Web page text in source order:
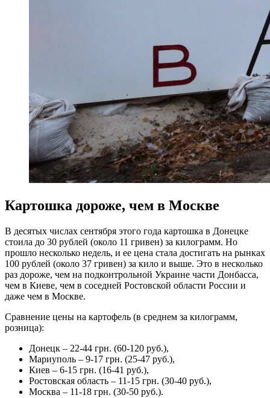
Картошка дороже, чем в Москве
В десятых числах сентября этого года картошка в Донецке
стоила до 30 рублей (около 11 гривен) за килограмм. Но
прошло несколько недель, и ее цена стала достигать на рынках
100 рублей (около 37 гривен) за кило и выше. Это в несколько
раз дороже, чем на подконтрольной Украине части Донбасса,
чем в Киеве, чем в соседней Ростовской области России и
даже чем в Москве.
Сравнение цены на картофель (в среднем за килограмм,
розница):
Донецк – 22-44 грн. (60-120 руб.),
Мариуполь – 9-17 грн. (25-47 руб.),
Киев – 6-15 грн. (16-41 руб.),
Ростовская область – 11-15 грн. (30-40 руб.),
Москва – 11-18 грн. (30-50 руб.).